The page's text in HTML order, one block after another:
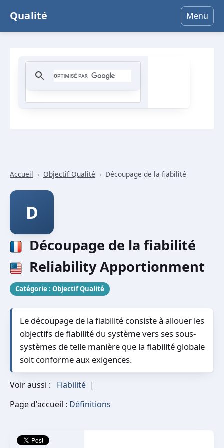
Qualité Menu
Accueil › Objectif Qualité › Découpage de la fiabilité
D
Découpage de la fiabilité
Reliability Apportionment
Catégorie : Objectif Qualité
Le découpage de la fiabilité consiste à allouer les
objectifs de fiabilité du système vers ses sous-
systèmes de telle manière que la fiabilité globale
soit conforme aux exigences.
Voir aussi : Fiabilité |
Page d'accueil : Définitions